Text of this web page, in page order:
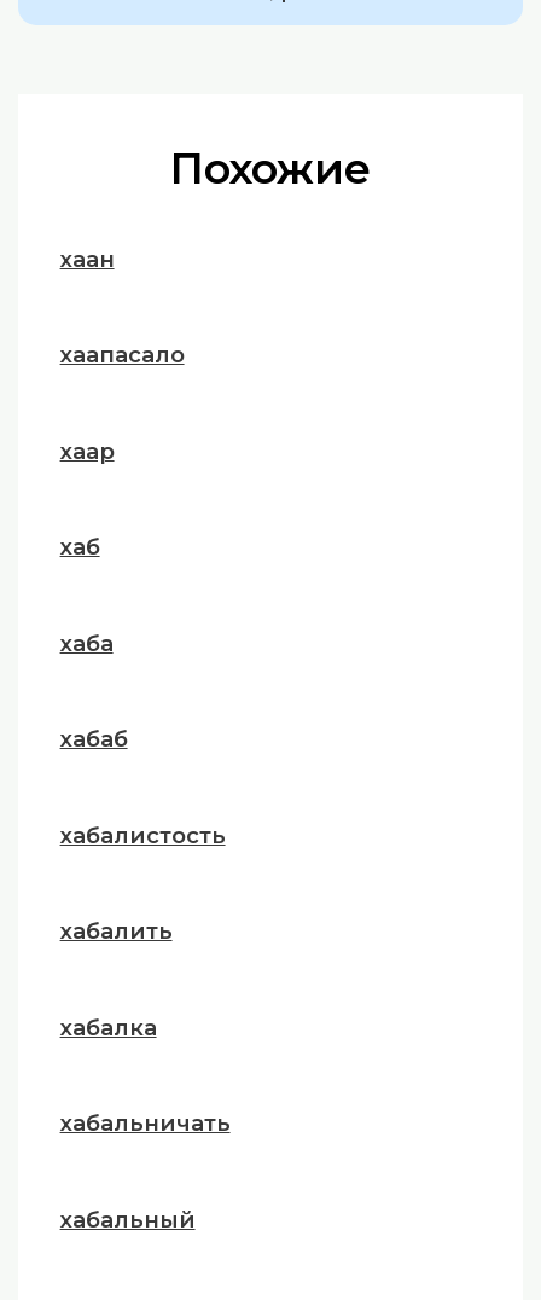
Похожие
хаан
хаапасало
хаар
хаб
хаба
хабаб
хабалистость
хабалить
хабалка
хабальничать
хабальный